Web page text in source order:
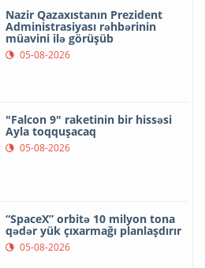
Nazir Qazaxıstanın Prezident
Administrasiyası rəhbərinin
müavini ilə görüşüb
05-08-2026
"Falcon 9" raketinin bir hissəsi
Ayla toqquşacaq
05-08-2026
“SpaceX” orbitə 10 milyon tona
qədər yük çıxarmağı planlaşdırır
05-08-2026